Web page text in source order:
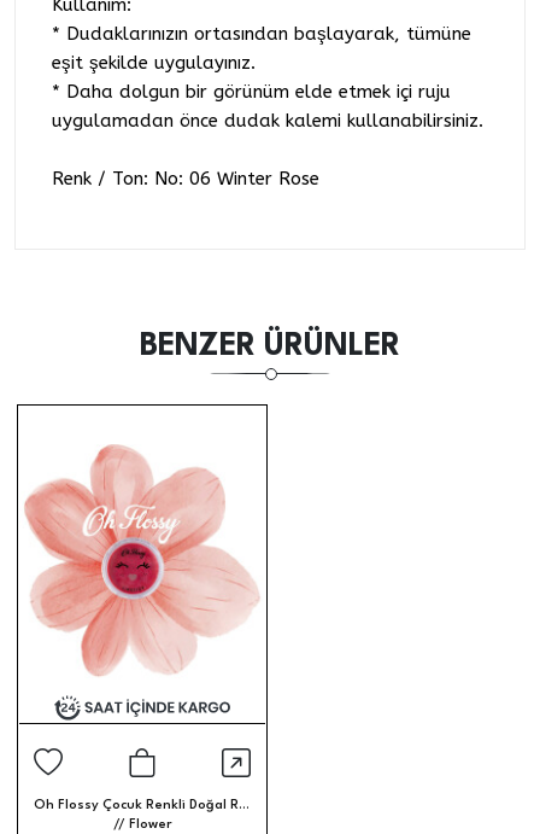
Kullanım:
* Dudaklarınızın ortasından başlayarak, tümüne
eşit şekilde uygulayınız.
* Daha dolgun bir görünüm elde etmek içi ruju
uygulamadan önce dudak kalemi kullanabilirsiniz.
Renk / Ton: No: 06 Winter Rose
BENZER ÜRÜNLER
Sepete Ekle
Hızlı Görünüm
Oh Flossy Çocuk Renkli Doğal Ruj
// Flower